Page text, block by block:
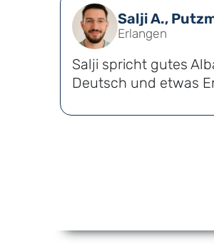
Salji A.,
Erlangen
Salji spricht gutes
Deutsch und etwas